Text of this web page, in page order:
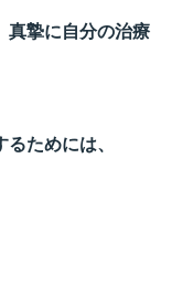
真摯に自分の治療
るためには、
、